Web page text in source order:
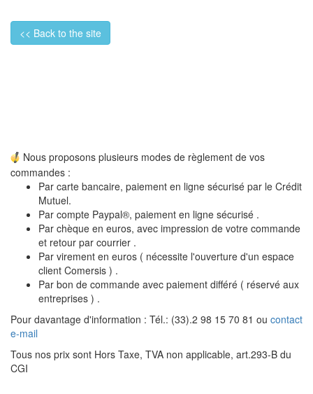
<< Back to the site
Nous proposons plusieurs modes de règlement de vos
commandes :
Par carte bancaire, paiement en ligne sécurisé par le Crédit
Mutuel.
Par compte Paypal®, paiement en ligne sécurisé .
Par chèque en euros, avec impression de votre commande
et retour par courrier .
Par virement en euros ( nécessite l'ouverture d'un espace
client Comersis ) .
Par bon de commande avec paiement différé ( réservé aux
entreprises ) .
Pour davantage d'information : Tél.: (33).2 98 15 70 81 ou contact
e-mail
Tous nos prix sont Hors Taxe, TVA non applicable, art.293-B du
CGI